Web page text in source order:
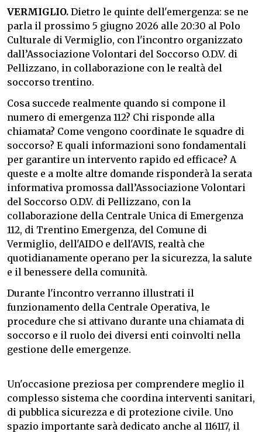
VERMIGLIO. Dietro le quinte dell'emergenza: se ne
parla il prossimo 5 giugno 2026 alle 20:30 al Polo
Culturale di Vermiglio, con l'incontro organizzato
dall’Associazione Volontari del Soccorso O.D.V. di
Pellizzano, in collaborazione con le realtà del
soccorso trentino.
Cosa succede realmente quando si compone il
numero di emergenza 112? Chi risponde alla
chiamata? Come vengono coordinate le squadre di
soccorso? E quali informazioni sono fondamentali
per garantire un intervento rapido ed efficace? A
queste e a molte altre domande risponderà la serata
informativa promossa dall’Associazione Volontari
del Soccorso O.D.V. di Pellizzano, con la
collaborazione della Centrale Unica di Emergenza
112, di Trentino Emergenza, del Comune di
Vermiglio, dell'AIDO e dell'AVIS, realtà che
quotidianamente operano per la sicurezza, la salute
e il benessere della comunità.
Durante l'incontro verranno illustrati il
funzionamento della Centrale Operativa, le
procedure che si attivano durante una chiamata di
soccorso e il ruolo dei diversi enti coinvolti nella
gestione delle emergenze.
Un'occasione preziosa per comprendere meglio il
complesso sistema che coordina interventi sanitari,
di pubblica sicurezza e di protezione civile. Uno
spazio importante sarà dedicato anche al 116117, il